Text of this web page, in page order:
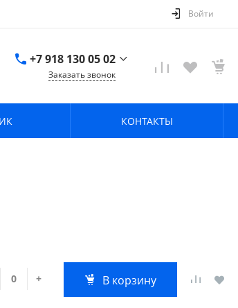
Войти
+7 918 130 05 02
Заказать звонок
КОНТАКТЫ
+ В корзину